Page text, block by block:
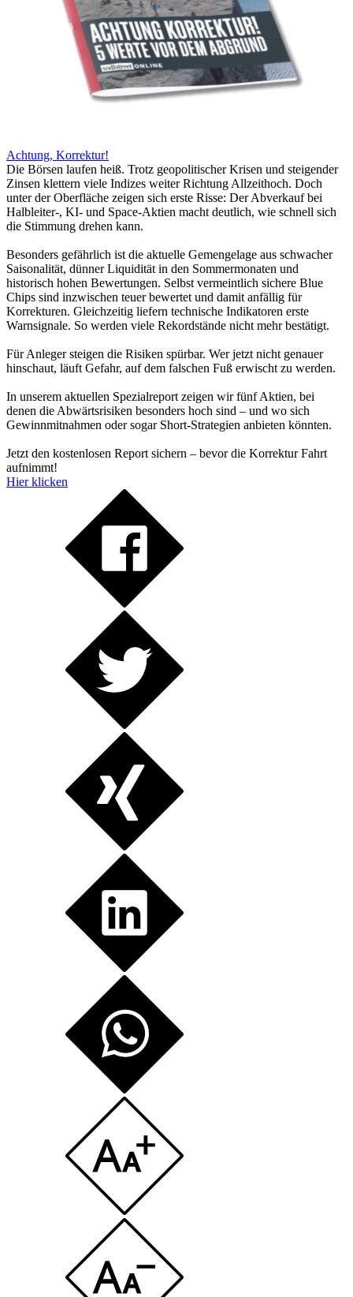
Achtung, Korrektur!
Die Börsen laufen heiß. Trotz geopolitischer Krisen und steigender
Zinsen klettern viele Indizes weiter Richtung Allzeithoch. Doch
unter der Oberfläche zeigen sich erste Risse: Der Abverkauf bei
Halbleiter-, KI- und Space-Aktien macht deutlich, wie schnell sich
die Stimmung drehen kann.
Besonders gefährlich ist die aktuelle Gemengelage aus schwacher
Saisonalität, dünner Liquidität in den Sommermonaten und
historisch hohen Bewertungen. Selbst vermeintlich sichere Blue
Chips sind inzwischen teuer bewertet und damit anfällig für
Korrekturen. Gleichzeitig liefern technische Indikatoren erste
Warnsignale. So werden viele Rekordstände nicht mehr bestätigt.
Für Anleger steigen die Risiken spürbar. Wer jetzt nicht genauer
hinschaut, läuft Gefahr, auf dem falschen Fuß erwischt zu werden.
In unserem aktuellen Spezialreport zeigen wir fünf Aktien, bei
denen die Abwärtsrisiken besonders hoch sind – und wo sich
Gewinnmitnahmen oder sogar Short-Strategien anbieten könnten.
Jetzt den kostenlosen Report sichern – bevor die Korrektur Fahrt
aufnimmt!
Hier klicken